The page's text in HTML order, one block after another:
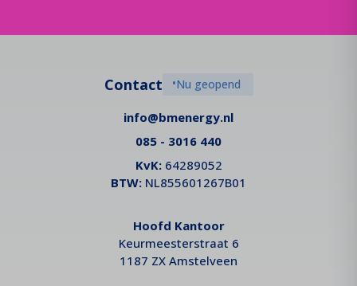
Contact •Nu geopend
info@bmenergy.nl
085 - 3016 440
KvK:64289052
BTW: NL855601267B01
Hoofd Kantoor
Keurmeesterstraat 6
1187 ZX Amstelveen